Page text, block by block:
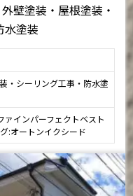
塗装・屋根塗装・
水塗装
・シーリング工事・防水塗
ァインパーフェクトベスト
:オートンイクシード